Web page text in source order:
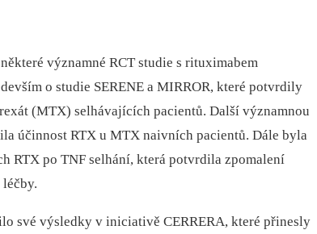
významné RCT studie s rituximabem
o studie SERENE a MIRROR, které potvrdily
(MTX) selhávajících pacientů. Další významnou
účinnost RTX u MTX naivních pacientů. Dále byla
RTX po TNF selhání, která potvrdila zpomalení
své výsledky v iniciativě CERRERA, které přinesly